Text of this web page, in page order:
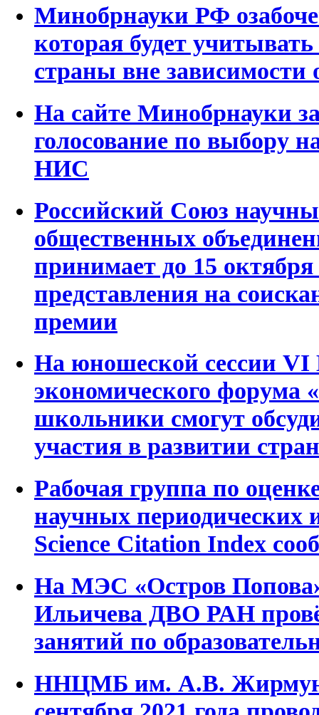
Минобрнауки РФ
которая будет учитывать
страны вне зависимости
На сайте Минобрнауки
голосование по выбору
НИС
Российский Союз
общественных
принимает до 15 октября
представления на
премии
На юношеской сессии VI
экономического
школьники смогут
участия в развитии
Рабочая группа по
научных периодических
Science Citation Index
На МЭС «Остров
Ильичева ДВО РАН
занятий по
ННЦМБ им. А.В.